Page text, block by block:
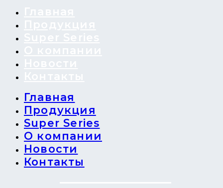
Главная
Продукция
Super Series
О компании
Новости
Контакты